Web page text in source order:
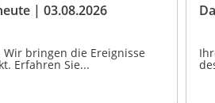
| 03.08.2026
Wir bringen die Ereignisse
Erfahren Sie...